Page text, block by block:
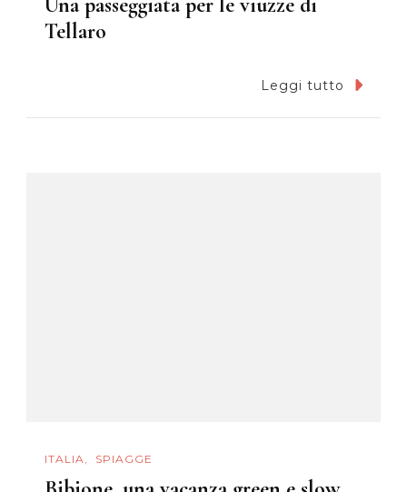
Tellaro
Leggi tutto
ITALIA SPIAGGE